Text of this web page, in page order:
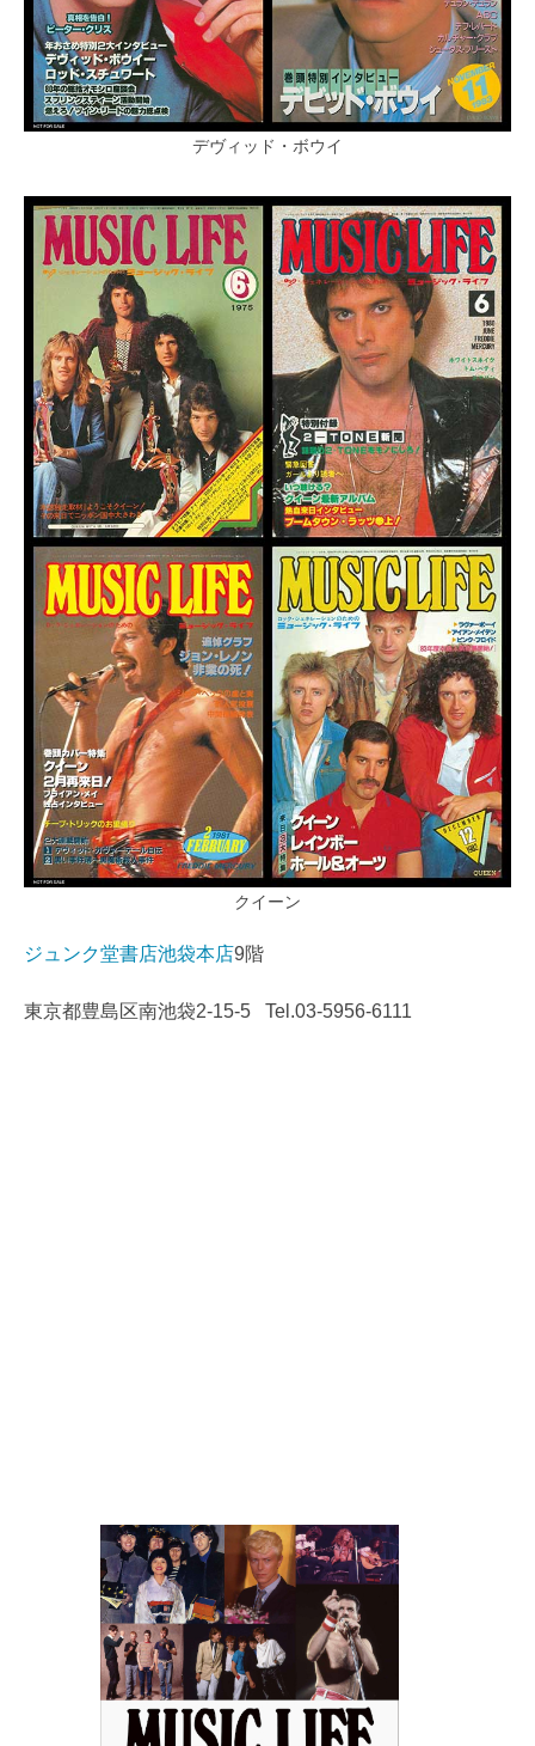
デヴィッド・ボウイ
クイーン
ジュンク堂書店池袋本店9階
東京都豊島区南池袋2‐15‐5 Tel.03-5956-6111